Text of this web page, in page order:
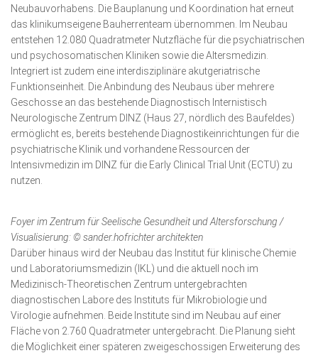
Neubauvorhabens. Die Bauplanung und Koordination hat erneut
das klinikumseigene Bauherrenteam übernommen. Im Neubau
entstehen 12.080 Quadratmeter Nutzfläche für die psychiatrischen
und psychosomatischen Kliniken sowie die Altersmedizin.
Integriert ist zudem eine interdisziplinäre akutgeriatrische
Funktionseinheit. Die Anbindung des Neubaus über mehrere
Geschosse an das bestehende Diagnostisch Internistisch
Neurologische Zentrum DINZ (Haus 27, nördlich des Baufeldes)
ermöglicht es, bereits bestehende Diagnostikeinrichtungen für die
psychiatrische Klinik und vorhandene Ressourcen der
Intensivmedizin im DINZ für die Early Clinical Trial Unit (ECTU) zu
nutzen.
Foyer im Zentrum für Seelische Gesundheit und Altersforschung /
Visualisierung: © sander.hofrichter architekten
Darüber hinaus wird der Neubau das Institut für klinische Chemie
und Laboratoriumsmedizin (IKL) und die aktuell noch im
Medizinisch-Theoretischen Zentrum untergebrachten
diagnostischen Labore des Instituts für Mikrobiologie und
Virologie aufnehmen. Beide Institute sind im Neubau auf einer
Fläche von 2.760 Quadratmeter untergebracht. Die Planung sieht
die Möglichkeit einer späteren zweigeschossigen Erweiterung des